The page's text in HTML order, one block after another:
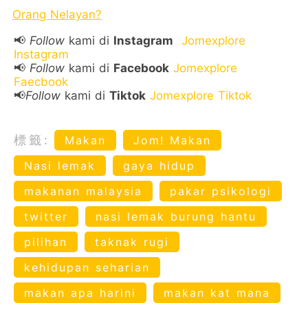
Orang Nelayan?
📢 Follow kami di Instagram
Jomexplore
Instagram
📢 Follow kami di Facebook Jomexplore
Faecbook
📢Follow kami di Tiktok Jomexplore Tiktok
標籤: Makan
Jom! Makan
Nasi lemak
gaya hidup
makanan malaysia
pakar psikologi
twitter
nasi lemak burung hantu
pilihan
taknak rugi
kehidupan seharian
makan apa harini
makan kat mana